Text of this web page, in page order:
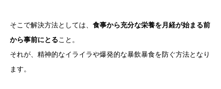
そこで解決方法としては、 食事から充分な栄養を月経が始まる前
から事前にとること。
それが、精神的なイライラや爆発的な暴飲暴食を防ぐ方法となり
ます。